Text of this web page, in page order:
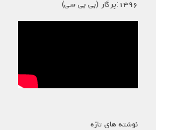
۱۳۹۶:پرگار (بی بی سی)
نوشته های تازه